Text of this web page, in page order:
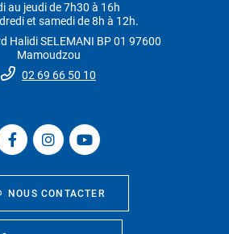
au jeudi de 7h30 à 16h
et samedi de 8h à 12h.
Halidi SELEMANI BP 01 97600
Mamoudzou
02 69 66 50 10
NOUS CONTACTER